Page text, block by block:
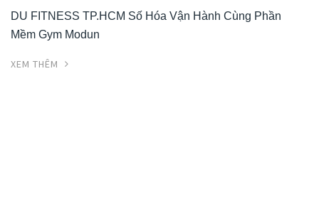
DU FITNESS TP.HCM Số Hóa Vận Hành Cùng Phần
Mềm Gym Modun
XEM THÊM